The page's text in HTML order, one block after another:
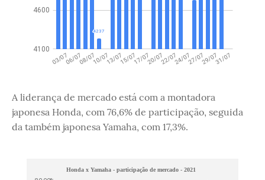
A liderança de mercado está com a montadora
japonesa Honda, com 76,6% de participação, seguida
da também japonesa Yamaha, com 17,3%.